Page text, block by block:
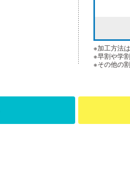
※加工方法
※早割や学
※その他の